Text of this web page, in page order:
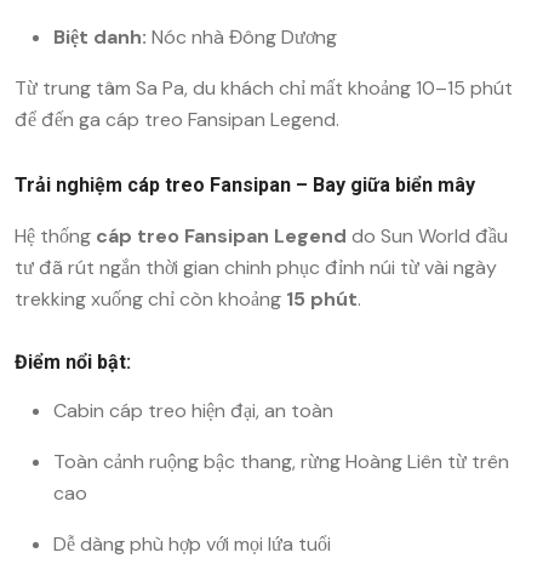
Biệt danh: Nóc nhà Đông Dương
Từ trung tâm Sa Pa, du khách chỉ mất khoảng 10–15 phút
để đến ga cáp treo Fansipan Legend.
Trải nghiệm cáp treo Fansipan – Bay giữa biển mây
Hệ thống cáp treo Fansipan Legend do Sun World đầu
tư đã rút ngắn thời gian chinh phục đỉnh núi từ vài ngày
trekking xuống chỉ còn khoảng 15 phút.
Điểm nổi bật:
Cabin cáp treo hiện đại, an toàn
Toàn cảnh ruộng bậc thang, rừng Hoàng Liên từ trên
cao
Dễ dàng phù hợp với mọi lứa tuổi